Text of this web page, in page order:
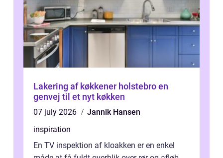
Lakering af køkkener holstebro en
genvej til et nyt køkken
07 july 2026
Jannik Hansen
inspiration
En TV inspektion af kloakken er en enkel